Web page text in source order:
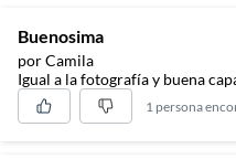
Buenosima
por Camila
Igual a la fotografía y buena
1 persona